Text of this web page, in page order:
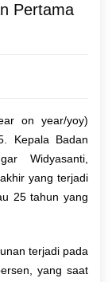
Pertama
on year/yoy)
Kepala Badan
Widyasanti,
yang terjadi
25 tahun yang
terjadi pada
yang saat